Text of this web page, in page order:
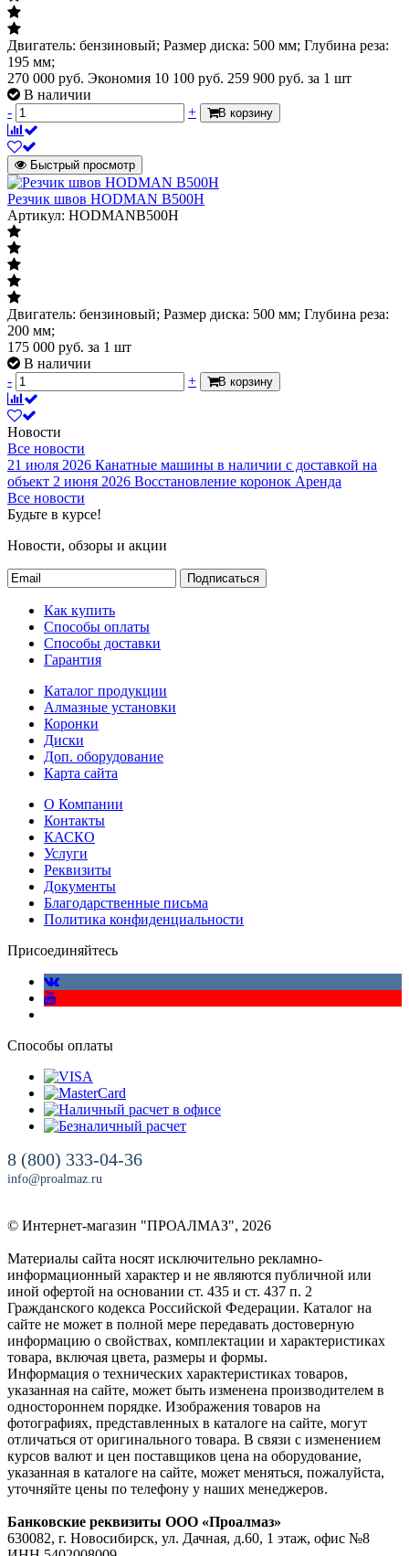
Двигатель: бензиновый; Размер диска: 500 мм; Глубина реза:
195 мм;
270 000 руб. Экономия 10 100 руб. 259 900 руб. за 1 шт
В наличии
-
+ В корзину
Быстрый просмотр
Резчик швов HODMAN B500H
Артикул: HODMANB500H
Двигатель: бензиновый; Размер диска: 500 мм; Глубина реза:
200 мм;
175 000 руб. за 1 шт
В наличии
-
+ В корзину
Новости
Все новости
21 июля 2026 Канатные машины в наличии с доставкой на
объект 2 июня 2026 Восстановление коронок Аренда
Все новости
Будьте в курсе!
Новости, обзоры и акции
Подписаться
Как купить
Способы оплаты
Способы доставки
Гарантия
Каталог продукции
Алмазные установки
Коронки
Диски
Доп. оборудование
Карта сайта
О Компании
Контакты
КАСКО
Услуги
Реквизиты
Документы
Благодарственные письма
Политика конфиденциальности
Присоединяйтесь
Способы оплаты
8 (800) 333-04-36
info@proalmaz.ru
© Интернет-магазин "ПРОАЛМАЗ", 2026
Материалы сайта носят исключительно рекламно-
информационный характер и не являются публичной или
иной офертой на основании ст. 435 и ст. 437 п. 2
Гражданского кодекса Российской Федерации. Каталог на
сайте не может в полной мере передавать достоверную
информацию о свойствах, комплектации и характеристиках
товара, включая цвета, размеры и формы.
Информация о технических характеристиках товаров,
указанная на сайте, может быть изменена производителем в
одностороннем порядке. Изображения товаров на
фотографиях, представленных в каталоге на сайте, могут
отличаться от оригинального товара. В связи с изменением
курсов валют и цен поставщиков цена на оборудование,
указанная в каталоге на сайте, может меняться, пожалуйста,
уточняйте цены по телефону у наших менеджеров.
Банковские реквизиты ООО «Проалмаз»
630082, г. Новосибирск, ул. Дачная, д.60, 1 этаж, офис №8